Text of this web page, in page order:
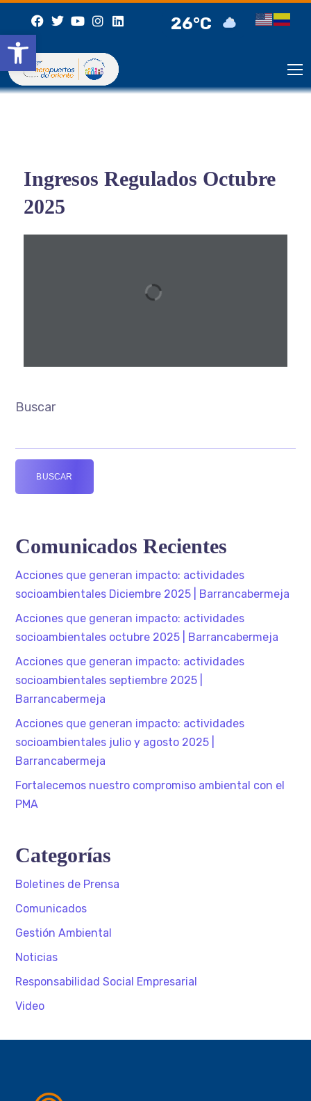
Abrir barra de herramientas
26°C
Ingresos Regulados Octubre
2025
Buscar
BUSCAR
Comunicados Recientes
Acciones que generan impacto: actividades
socioambientales Diciembre 2025 | Barrancabermeja
Acciones que generan impacto: actividades
socioambientales octubre 2025 | Barrancabermeja
Acciones que generan impacto: actividades
socioambientales septiembre 2025 |
Barrancabermeja
Acciones que generan impacto: actividades
socioambientales julio y agosto 2025 |
Barrancabermeja
Fortalecemos nuestro compromiso ambiental con el
PMA
Categorías
Boletines de Prensa
Comunicados
Gestión Ambiental
Noticias
Responsabilidad Social Empresarial
Video